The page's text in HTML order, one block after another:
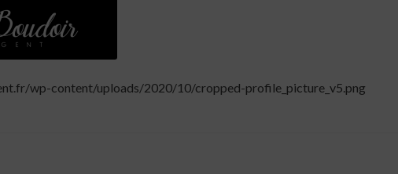
wp-content/uploads/2020/10/cropped-profile_picture_v5.png